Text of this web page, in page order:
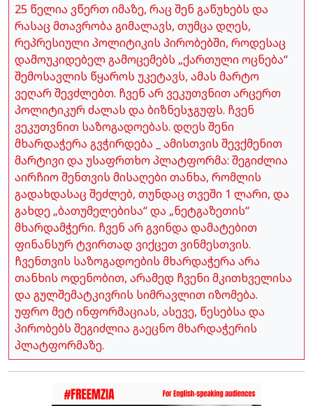
25 წელია ვწერთ იმაზე, რაც შენ გაწუხებს და
რასაც მთავრობა გიმალავს, თუმცა დღეს,
რეპრესიული პოლიტიკის პირობებში, როდესაც
დამოუკიდებელ გამოცემებს „ქართული ოცნება“
შემოსავლის წყაროს უკეტავს, ამას მარტო
ვეღარ შევძლებთ. ჩვენ არ ვეკუთვნით არცერთ
პოლიტიკურ ძალას და ბიზნესჯგუფს. ჩვენ
ვეკუთვნით საზოგადოებას. დღეს შენი
მხარდაჭერა გვჭირდება _ ამისთვის შევქმენით
მარტივი და უსაფრთხო პლატფორმა: შეგიძლია
აირჩიო შენთვის მისაღები თანხა, რომლის
გადახდასაც შეძლებ, თუნდაც თვეში 1 ლარი, და
გახდე „ბათუმელებისა“ და „ნეტგაზეთის“
მხარდამჭერი. ჩვენ არ გვინდა დამატებით
ფინანსურ ტვირთად ვიქცეთ ვინმესთვის.
ჩვენთვის საზოგადოების მხარდაჭერა არა
თანხის ოდენობით, არამედ ჩვენი მკითხველისა
და გულშემატკივრის სიმრავლით იზომება.
უფრო მეტ ინფორმაციას, ასევე, წესებსა და
პირობებს შეგიძლია გაეცნო მხარდაჭერის
პლატფორმაზე.